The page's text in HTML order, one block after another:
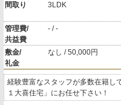
間取り 3LDK
管理費/
共益費
- / -
敷金/
礼金
なし / 50,000円
経験豊富なスタッフが多数在籍し
１大喜住宅」にお任せ下さい！